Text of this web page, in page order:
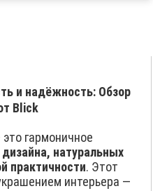
и надёжность: Обзор
Blick
гармоничное
натуральных
практичности. Этот
интерьера —